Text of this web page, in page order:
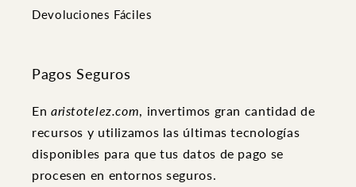
Devoluciones Fáciles
Pagos Seguros
En aristotelez.com, invertimos gran cantidad de
recursos y utilizamos las últimas tecnologías
disponibles para que tus datos de pago se
procesen en entornos seguros.